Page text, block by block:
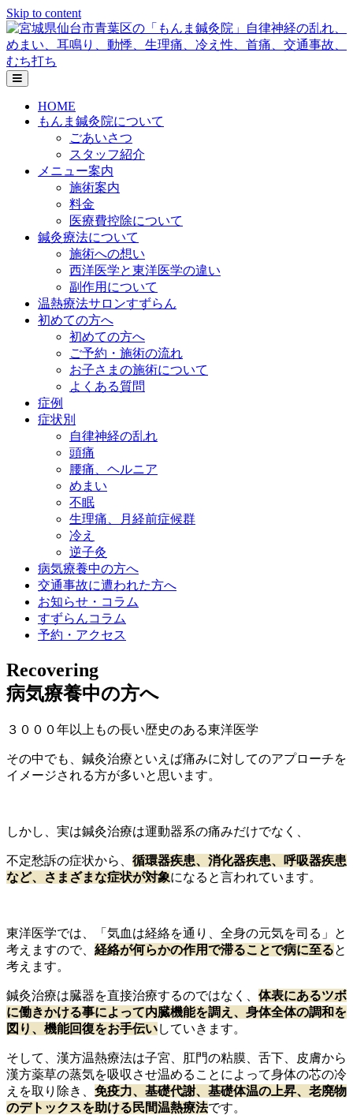
Skip to content
メ
ュ
ー
HOME
もんま鍼灸院について
ごあいさつ
スタッフ紹介
メニュー案内
施術案内
料金
医療費控除について
鍼灸療法について
施術への想い
西洋医学と東洋医学の違い
副作用について
温熱療法サロンすずらん
初めての方へ
初めての方へ
ご予約・施術の流れ
お子さまの施術について
よくある質問
症例
症状別
自律神経の乱れ
頭痛
腰痛、ヘルニア
めまい
不眠
生理痛、月経前症候群
冷え
逆子灸
病気療養中の方へ
交通事故に遭われた方へ
お知らせ・コラム
すずらんコラム
予約・アクセス
Recovering
病気療養中の方へ
３０００年以上もの長い歴史のある東洋医学
その中でも、鍼灸治療といえば痛みに対してのアプローチを
イメージされる方が多いと思います。
しかし、実は鍼灸治療は運動器系の痛みだけでなく、
不定愁訴の症状から、 循環器疾患、消化器疾患、呼吸器疾患
など、さまざまな症状が対象になると言われています。
東洋医学では、「気血は経絡を通り、全身の元気を司る」と
考えますので、 経絡が何らかの作用で滞ることで病に至ると
考えます。
鍼灸治療は臓器を直接治療するのではなく、 体表にあるツボ
に働きかける事によって内臓機能を調え、身体全体の調和を
図り、機能回復をお手伝いしていきます。
そして、漢方温熱療法は子宮、肛門の粘膜、舌下、皮膚から
漢方薬草の蒸気を吸収させ温めることによって身体の芯の冷
えを取り除き、 免疫力、基礎代謝、基礎体温の上昇、老廃物
のデトックスを助ける民間温熱療法です。